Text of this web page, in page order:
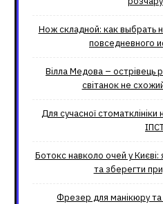
Нож складной: как выбрать
повседневного
Вілла Медова – острівець
світанок не
Для сучасної
Ботокс навколо очей у Києві:
та зберегти
Фрезер для манікюру